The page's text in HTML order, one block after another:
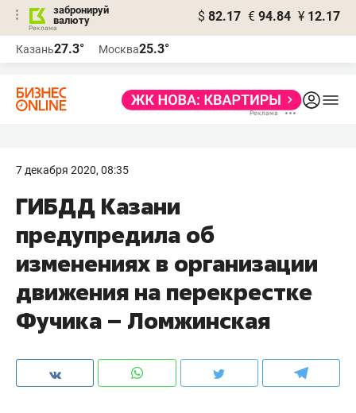
забронируй
валюту
$ 82.17 € 94.84 ¥ 12.17
Казань27.3° Москва25.3°
7 декабря 2020, 08:35
ГИБДД Казани
предупредила об
изменениях в организации
движения на перекрестке
Фучика – Ломжинская